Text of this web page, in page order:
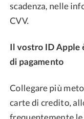
scadenza, nelle
CVV.
Il vostro ID Apple
di pagamento
Collegare più
carte di credito,